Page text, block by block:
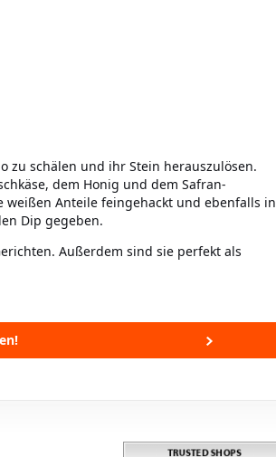
zu schälen und ihr Stein herauszulösen.
dem Honig und dem Safran-
Anteile feingehackt und ebenfalls in
Dip gegeben.
Außerdem sind sie perfekt als